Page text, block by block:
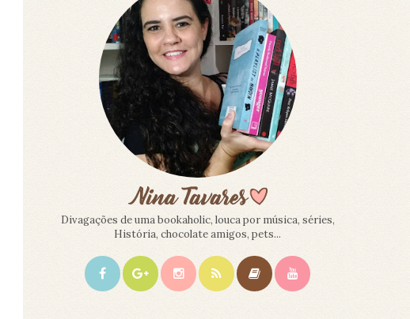
Divagações de uma bookaholic, louca por música, séries,
História, chocolate amigos, pets...